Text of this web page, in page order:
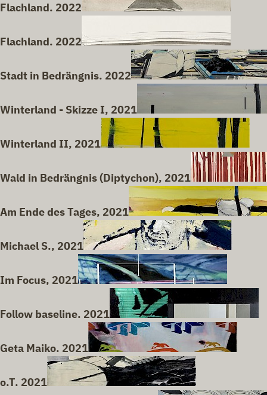
Flachland. 2022
Flachland. 2022
Stadt in Bedrängnis. 2022
Winterland - Skizze I, 2021
Winterland II, 2021
Wald in Bedrängnis (Diptychon), 2021
Am Ende des Tages, 2021
Michael S., 2021
Im Focus, 2021
Follow baseline. 2021
Geta Maiko. 2021
o.T. 2021